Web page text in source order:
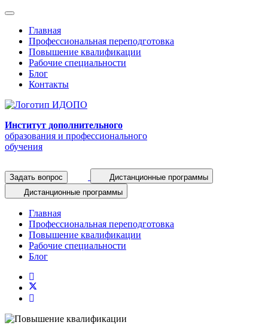
Главная
Профессиональная переподготовка
Повышение квалификации
Рабочие специальности
Блог
Контакты
Институт дополнительного
образования и профессионального
обучения
Задать вопрос
Дистанционные программы
Дистанционные программы
Главная
Профессиональная переподготовка
Повышение квалификации
Рабочие специальности
Блог